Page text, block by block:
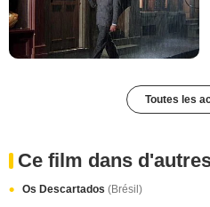
Toutes les
Ce film dans
Os Descartados (Brésil)